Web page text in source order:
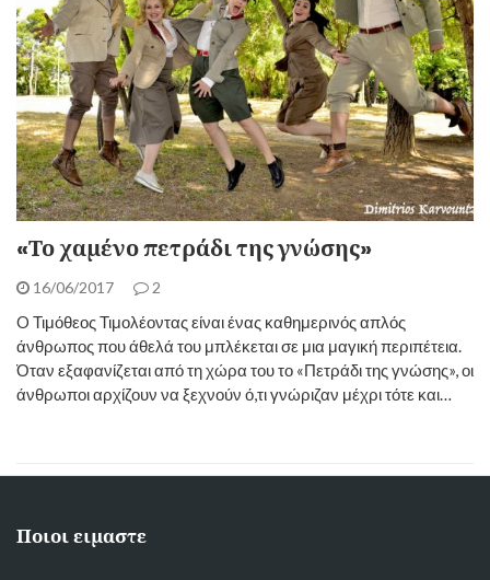
«Το χαμένο πετράδι της γνώσης»
16/06/2017 2
O Τιμόθεος Τιμολέοντας είναι ένας καθημερινός απλός
άνθρωπος που άθελά του μπλέκεται σε μια μαγική περιπέτεια.
Όταν εξαφανίζεται από τη χώρα του το «Πετράδι της γνώσης», οι
άνθρωποι αρχίζουν να ξεχνούν ό,τι γνώριζαν μέχρι τότε και…
Ποιοι ειμαστε